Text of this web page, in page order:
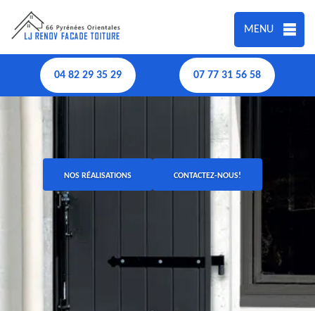
MENU
04 82 29 35 29 07 77 31 56 58
NOS RÉALISATIONS CONTACTEZ-NOUS!